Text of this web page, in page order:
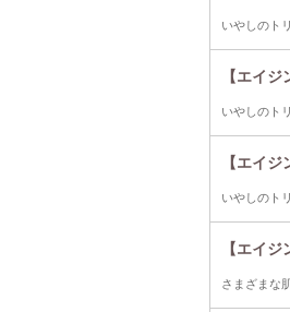
いやしのト
【エイ
いやしのト
【エイ
いやしのト
【エイ
さまざまな